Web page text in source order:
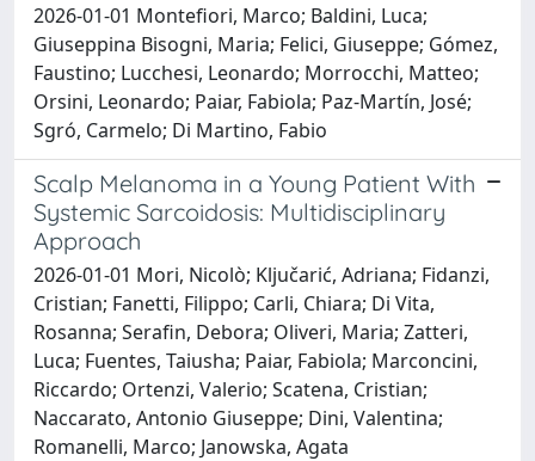
2026-01-01 Montefiori, Marco; Baldini, Luca;
Giuseppina Bisogni, Maria; Felici, Giuseppe; Gómez,
Faustino; Lucchesi, Leonardo; Morrocchi, Matteo;
Orsini, Leonardo; Paiar, Fabiola; Paz-Martín, José;
Sgró, Carmelo; Di Martino, Fabio
Scalp Melanoma in a Young Patient With
Systemic Sarcoidosis: Multidisciplinary
Approach
2026-01-01 Mori, Nicolò; Ključarić, Adriana; Fidanzi,
Cristian; Fanetti, Filippo; Carli, Chiara; Di Vita,
Rosanna; Serafin, Debora; Oliveri, Maria; Zatteri,
Luca; Fuentes, Taiusha; Paiar, Fabiola; Marconcini,
Riccardo; Ortenzi, Valerio; Scatena, Cristian;
Naccarato, Antonio Giuseppe; Dini, Valentina;
Romanelli, Marco; Janowska, Agata